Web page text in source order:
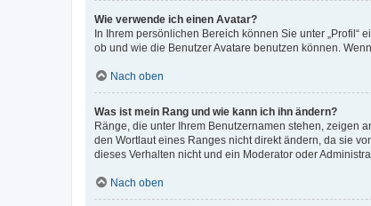
Wie verwende ich einen Avatar?
In Ihrem persönlichen Bereich können Sie unter „Profil“
ob und wie die Benutzer Avatare benutzen können.
Nach oben
Was ist mein Rang und wie kann ich ihn ändern?
Ränge, die unter Ihrem Benutzernamen stehen, zeigen
den Wortlaut eines Ranges nicht direkt ändern, da sie
dieses Verhalten nicht und ein Moderator oder
Nach oben